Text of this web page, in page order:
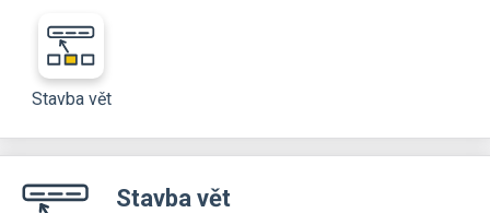
Stavba vět
Stavba vět